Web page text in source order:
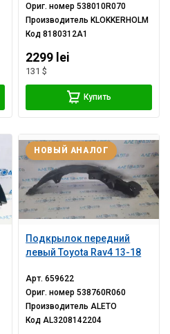
Ориг. номер538010R070
Производитель KLOKKERHOLM
Код8180312A1
2299 lei
131 $
Купить
Подкрылок передний
левый Toyota Rav4 13-18
НОВЫЙ АНАЛОГ
Арт.659622
Ориг. номер538760R060
ПроизводительALETO
КодAL3208142204